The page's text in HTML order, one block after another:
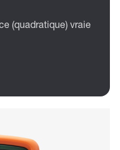
(quadratique) vraie